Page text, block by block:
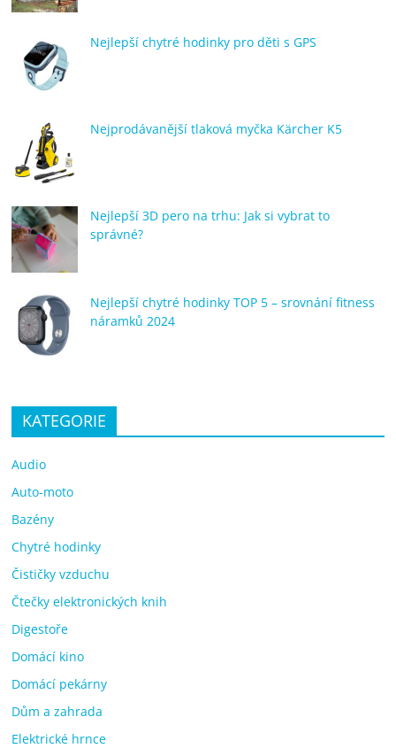
Nejlepší chytré hodinky pro děti s GPS
Nejprodávanější tlaková myčka Kärcher K5
Nejlepší 3D pero na trhu: Jak si vybrat to
správné?
Nejlepší chytré hodinky TOP 5 – srovnání fitness
náramků 2024
KATEGORIE
Audio
Auto-moto
Bazény
Chytré hodinky
Čističky vzduchu
Čtečky elektronických knih
Digestoře
Domácí kino
Domácí pekárny
Dům a zahrada
Elektrické hrnce